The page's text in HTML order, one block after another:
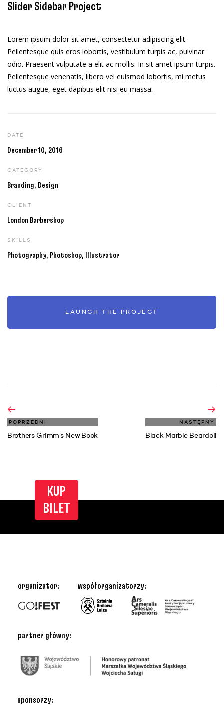
Slider Sidebar Project
Lorem ipsum dolor sit amet, consectetur adipiscing elit.
Pellentesque quis eros lobortis, vestibulum turpis ac, pulvinar
odio. Praesent vulputate a elit ac mollis. In sit amet ipsum turpis.
Pellentesque venenatis, libero vel euismod lobortis, mi metus
luctus augue, eget dapibus elit nisi eu massa.
DATE
December 10, 2016
CATEGORY
Branding, Design
CLIENT
London Barbershop
SKILLS
Photography, Photoshop, Illustrator
LAUNCH THE PROJECT
POPRZEDNI
Brothers Grimm’s New Book
NASTĘPNY
Black Marble Beardoil
KUP
BILET
partner główny:
sponsorzy:
organizator: współorganizatorzy: